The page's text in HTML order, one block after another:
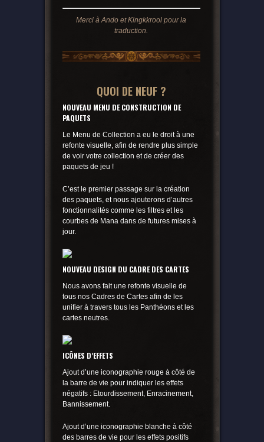
Merci à Ando et Kingkkrool pour la
traduction.
QUOI DE NEUF ?
NOUVEAU MENU DE CONSTRUCTION DE
PAQUETS
Le Menu de Collection a eu le droit à une
refonte visuelle, afin de rendre plus simple
de voir votre collection et de créer des
paquets de jeu !
C’est le premier passage sur la création
des paquets, et nous ajouterons d’autres
fonctionnalités comme les filtres et les
courbes de Mana dans de futures mises à
jour.
NOUVEAU DESIGN DU CADRE DES CARTES
Nous avons fait une refonte visuelle de
tous nos Cadres de Cartes afin de les
unifier à travers tous les Panthéons et les
cartes neutres.
ICÔNES D’EFFETS
Ajout d’une iconographie rouge à côté de
la barre de vie pour indiquer les effets
négatifs : Etourdissement, Enracinement,
Bannissement.
Ajout d’une iconographie blanche à côté
des barres de vie pour les effets positifs